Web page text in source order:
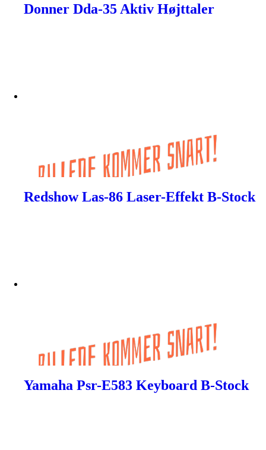
Donner Dda-35 Aktiv Højttaler
Redshow Las-86 Laser-Effekt B-Stock
Yamaha Psr-E583 Keyboard B-Stock